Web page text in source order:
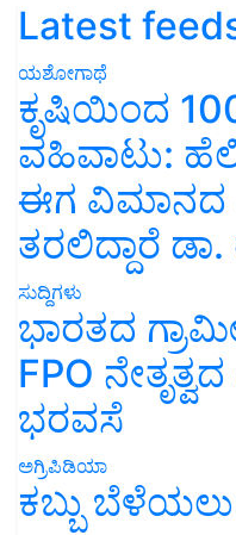
Latest
ಯಶೋಗಾಥೆ
ಕೃಷಿಯಿಂದ
ವಹಿವಾಟು:
ಈಗ ವಿಮಾನದ
ತರಲಿದ್ದಾರೆ
ಸುದ್ದಿಗಳು
ಭಾರತದ
FPO
ಭರವಸೆ
ಅಗ್ರಿಪಿಡಿಯಾ
ಕಬ್ಬು